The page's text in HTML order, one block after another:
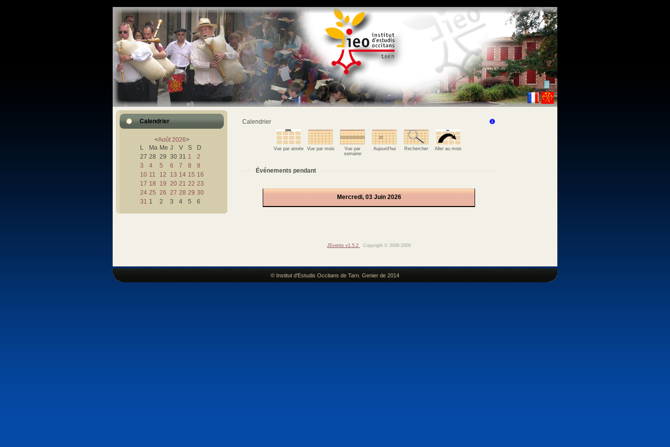
Calendrier
<Août 2026>
L
Ma Me J V S
D
27 28 29 30 31 1
2
3
4 5 6 7 8
9
10 11 12 13 14 15 16
17 18 19 20 21 22 23
24 25 26 27 28 29 30
31 1 2 3 4 5 6
Calendrier
Vue par année Vue par mois
Vue par
semaine
Aujourd'hui Rechercher Aller au mois
Événements pendant
Mercredi, 03 Juin 2026
JEvents v1.5.2 Copyright © 2006-2009
© Institut d'Estudis Occitans de Tarn. Genier de 2014